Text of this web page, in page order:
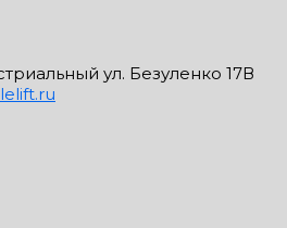
ул. Безуленко 17В